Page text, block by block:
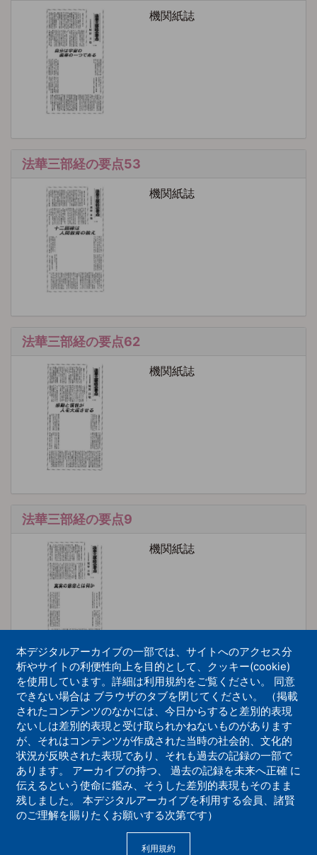
機関紙誌
法華三部経の要点53
機関紙誌
法華三部経の要点62
機関紙誌
法華三部経の要点9
機関紙誌
法華三部経の要点100
機関紙誌
本デジタルアーカイブの一部では、サイトへのアクセス分
析やサイトの利便性向上を目的として、クッキー(cookie)
を使用しています。詳細は利用規約をご覧ください。 同意
できない場合は ブラウザのタブを閉じてください。 （掲載
されたコンテンツのなかには、今日からすると差別的表現
ないしは差別的表現と受け取られかねないものがあります
が、それはコンテンツが作成された当時の社会的、文化的
状況が反映された表現であり、それも過去の記録の一部で
あります。 アーカイブの持つ、 過去の記録を未来へ正確 に
伝えるという使命に鑑み、そうした差別的表現もそのまま
残しました。 本デジタルアーカイブを利用する会員、諸賢
のご理解を賜りたくお願いする次第です）
利用規約